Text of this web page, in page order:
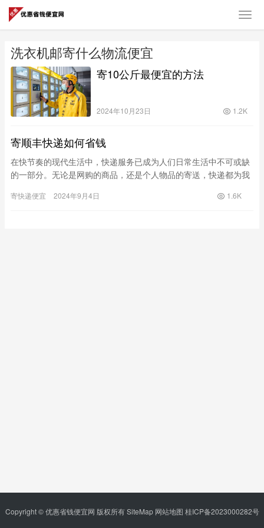
洗衣机邮寄什么物流便宜
寄10公斤最便宜的方法
2024年10月23日 1.2K
寄顺丰快递如何省钱
在快节奏的现代生活中，快递服务已成为人们日常生活中不可或缺
的一部分。无论是网购的商品，还是个人物品的寄送，快递都为我
其是在…
寄快递便宜 2024年9月4日 1.6K
Copyright © 优惠省钱便宜网 版权所有SiteMap 网站地图 桂ICP备2023000282号